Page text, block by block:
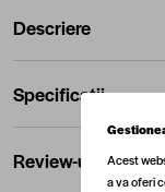
Descriere
Specificatii
Review-uri
Acest
a va oferi